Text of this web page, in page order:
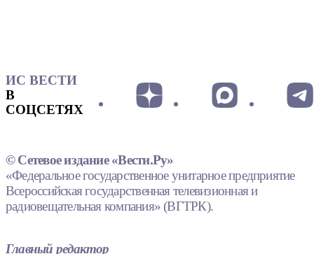
ИС ВЕСТИ
В
СОЦСЕТЯХ
© Сетевое издание «Вести.Ру»
«Федеральное государственное унитарное предприятие
Всероссийская государственная телевизионная и
радиовещательная компания» (ВГТРК).
Главный редактор